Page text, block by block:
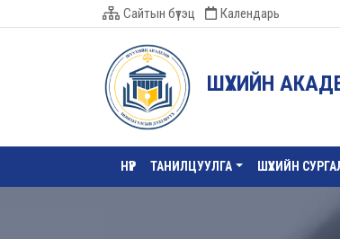
Сайтын бүтэц Календарь
ШҮҮХИЙН
НҮҮР ТАНИЛЦУУЛГА ШҮҮХИЙН